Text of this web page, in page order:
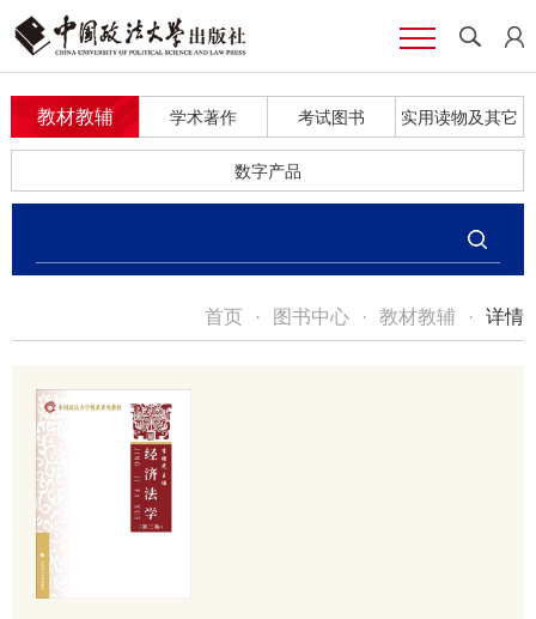
教材教辅 学术著作 考试图书 实用读物及其它
数字产品
首页 · 图书中心 · 教材教辅 · 详情